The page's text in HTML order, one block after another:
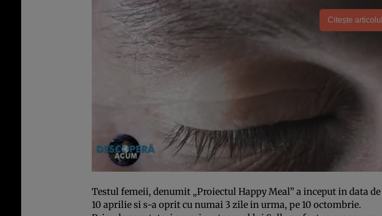
Citește articolul
Testul femeii, denumit „Proiectul Happy Meal” a inceput in data de
10 aprilie si s-a oprit cu numai 3 zile in urma, pe 10 octombrie.